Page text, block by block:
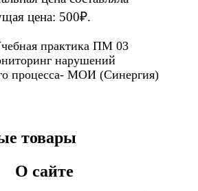
цена: 500₽.
практика ПМ 03
нарушений
процесса- МОИ (Синергия)
товары
О сайте